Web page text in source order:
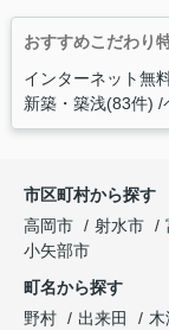
おすすめこだわり
インターネット無
新築・築浅(83件)
市区町村から探す
高岡市
射水市
小矢部市
町名から探す
野村
出来田